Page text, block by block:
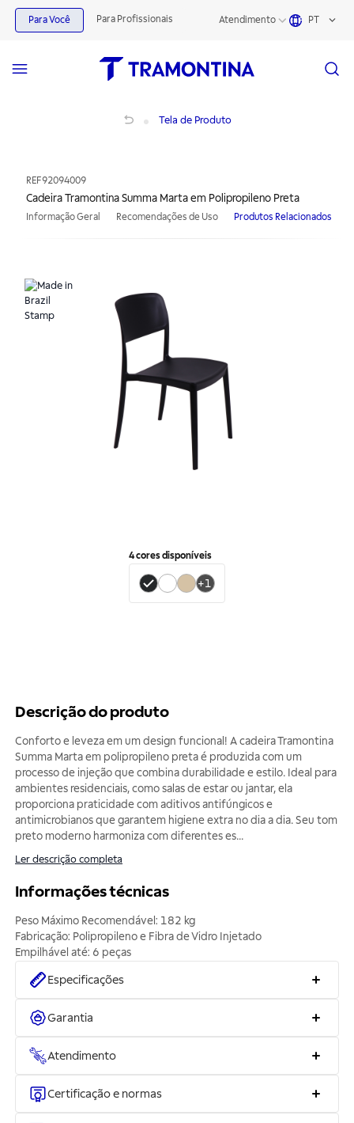
Para Você Para Profissionais Atendimento PT
Tela de Produto
REF92094009
Cadeira Tramontina Summa Marta em Polipropileno Preta
Informação Geral Recomendações de Uso Produtos Relacionados
4cores disponíveis
+1
Descrição do produto
Conforto e leveza em um design funcional! A cadeira Tramontina
Summa Marta em polipropileno preta é produzida com um
processo de injeção que combina durabilidade e estilo. Ideal para
ambientes residenciais, como salas de estar ou jantar, ela
proporciona praticidade com aditivos antifúngicos e
antimicrobianos que garantem higiene extra no dia a dia. Seu tom
preto moderno harmoniza com diferentes es...
Ler descrição completa
Informações técnicas
Peso Máximo Recomendável: 182 kg
Fabricação: Polipropileno e Fibra de Vidro Injetado
Especificações
Garantia
Atendimento
Certificação e normas